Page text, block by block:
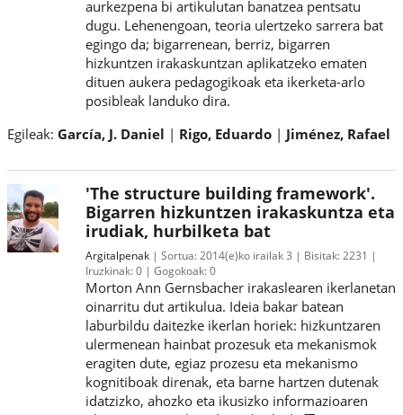
aurkezpena bi artikulutan banatzea pentsatu
dugu. Lehenengoan, teoria ulertzeko sarrera bat
egingo da; bigarrenean, berriz, bigarren
hizkuntzen irakaskuntzan aplikatzeko ematen
dituen aukera pedagogikoak eta ikerketa-arlo
posibleak landuko dira.
Egileak: García, J. Daniel Rigo, Eduardo Jiménez, Rafael
'The structure building framework'.
Bigarren hizkuntzen irakaskuntza eta
irudiak, hurbilketa bat
Argitalpenak Sortua: 2014(e)ko irailak 3 Bisitak: 2231
Iruzkinak:0 Gogokoak:0
Morton Ann Gernsbacher irakaslearen ikerlanetan
oinarritu dut artikulua. Ideia bakar batean
laburbildu daitezke ikerlan horiek: hizkuntzaren
ulermenean hainbat prozesuk eta mekanismok
eragiten dute, egiaz prozesu eta mekanismo
kognitiboak direnak, eta barne hartzen dutenak
idatzizko, ahozko eta ikusizko informazioaren